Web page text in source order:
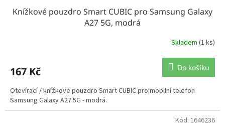
Knížkové pouzdro Smart CUBIC pro Samsung Galaxy
A27 5G, modrá
Skladem (1 ks)
167 Kč Do košíku
Otevírací / knížkové pouzdro Smart CUBIC pro mobilní telefon
Samsung Galaxy A27 5G - modrá.
Kód: 1646236